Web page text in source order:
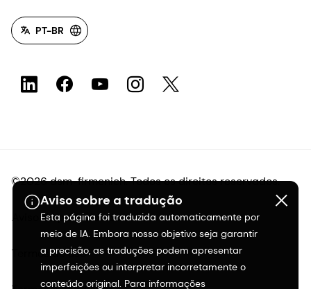
Aviso sobre a tradução
Esta página foi traduzida automaticamente por
meio de IA. Embora nosso objetivo seja garantir
a precisão, as traduções podem apresentar
imperfeições ou interpretar incorretamente o
conteúdo original. Para informações
PT-BR
©2026 dsm-firmenich. Todos os direitos reservados.
Aviso de privacidade
Termos de uso